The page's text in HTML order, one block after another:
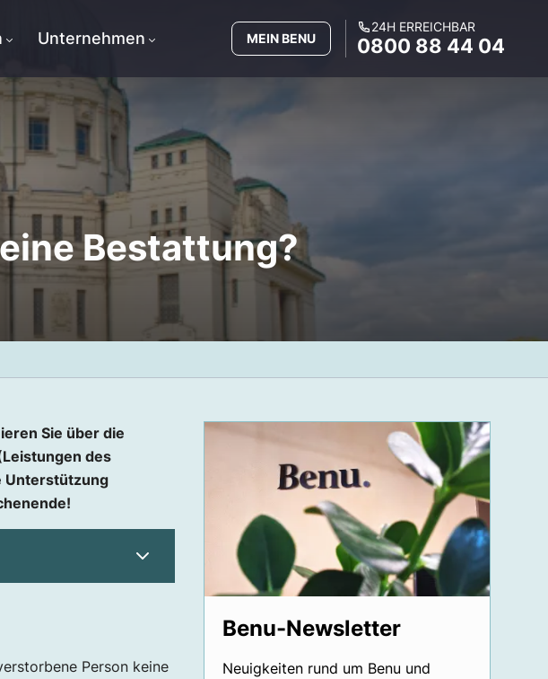
Unternehmen MEIN BENU
24H ERREICHBAR
0800 88 44 04
Bestattung?
Sie über die
des
Unterstützung
Person keine
Benu-Newsletter
Neuigkeiten rund um Benu und